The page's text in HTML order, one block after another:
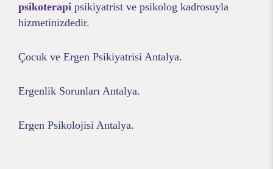
psikoterapi psikiyatrist ve psikolog kadrosuyla
hizmetinizdedir.
Çocuk ve Ergen Psikiyatrisi Antalya.
Ergenlik Sorunları Antalya.
Ergen Psikolojisi Antalya.